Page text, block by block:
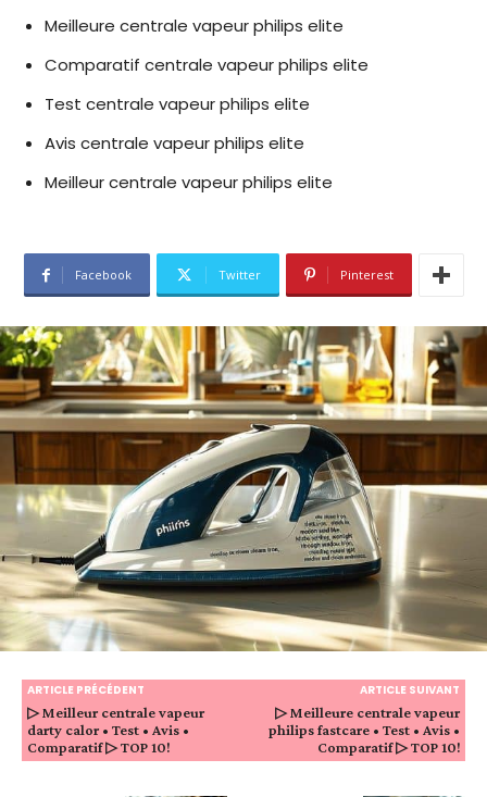
Meilleure centrale vapeur philips elite
Comparatif centrale vapeur philips elite
Test centrale vapeur philips elite
Avis centrale vapeur philips elite
Meilleur centrale vapeur philips elite
Facebook Twitter Pinterest
ARTICLE PRÉCÉDENT
▷ Meilleur centrale vapeur
darty calor • Test • Avis •
Comparatif ▷ TOP 10!
ARTICLE SUIVANT
▷ Meilleure centrale vapeur
philips fastcare • Test • Avis •
Comparatif ▷ TOP 10!